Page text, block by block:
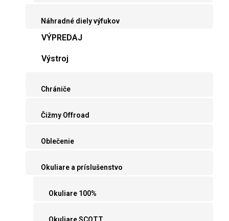
Náhradné diely výfukov
VÝPREDAJ
Výstroj
Chrániče
Čižmy Offroad
Oblečenie
Okuliare a príslušenstvo
Okuliare 100%
Okuliare SCOTT